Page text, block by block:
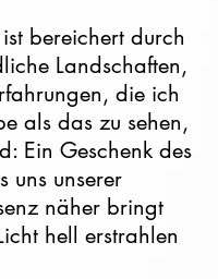
bereichert durch
Landschaften,
die ich
als das zu sehen,
Ein Geschenk des
uns unserer
näher bringt
hell erstrahlen